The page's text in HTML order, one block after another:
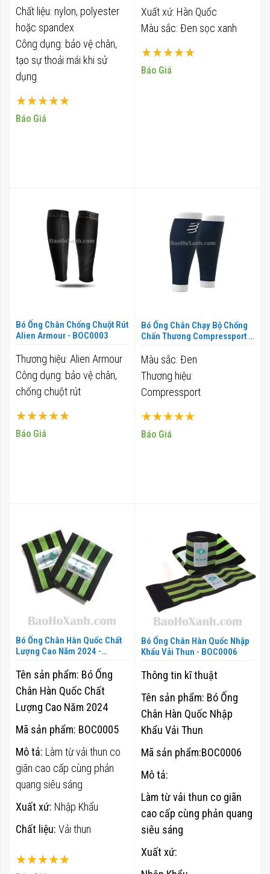
Xếp hạng:
100%
Báo Giá
Chất liệu: nylon, polyester
hoặc spandex
Công dụng: bảo vệ chân,
tạo sự thoải mái khi sử
dụng
Xếp hạng:
100%
Báo Giá
Xuất xứ: Hàn Quốc
Màu sắc: Đen sọc xanh
Bó Ống Chân Chống Chuột Rút
Alien Armour - BOC0003
Xếp hạng:
100%
Báo Giá
Thương hiệu: Alien Armour
Công dụng: bảo vệ chân,
chống chuột rút
Bó Ống Chân Chạy Bộ Chống
Chấn Thương Compressport -
Xếp hạng:
100%
Báo Giá
Màu sắc: Đen
Thương hiệu:
Compressport
Bó Ống Chân Hàn Quốc Chất
Lượng Cao Năm 2024 -
Xếp hạng:
Tên sản phẩm: Bó Ống
Chân Hàn Quốc Chất
Lượng Cao Năm 2024
Mã sản phẩm: BOC0005
Mô tả: Làm từ vải thun co
giãn cao cấp cùng phản
quang siêu sáng
Xuất xứ: Nhập Khẩu
Chất liệu: Vải thun
Bó Ống Chân Hàn Quốc Nhập
Khẩu Vải Thun - BOC0006
Thông tin kĩ thuật
Tên sản phẩm: Bó Ống
Chân Hàn Quốc Nhập
Khẩu Vải Thun
Mã sản phẩm:BOC0006
Mô tả:
Làm từ vải thun co giãn
cao cấp cùng phản quang
siêu sáng
Xuất xứ: